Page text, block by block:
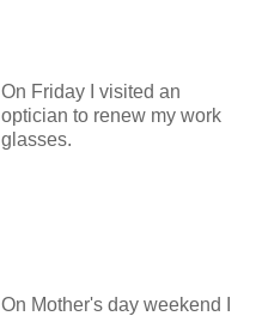
On Friday I visited an
optician to renew my work
glasses.
On Mother's day weekend I